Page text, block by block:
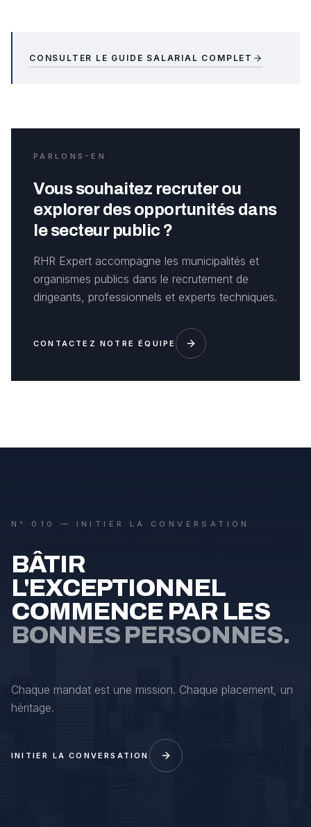
CONSULTER LE GUIDE SALARIAL COMPLET
PARLONS-EN
Vous souhaitez recruter ou
explorer des opportunités dans
le secteur public ?
RHR Expert accompagne les municipalités et
organismes publics dans le recrutement de
dirigeants, professionnels et experts techniques.
CONTACTEZ NOTRE ÉQUIPE
N° 010 — INITIER LA CONVERSATION
BÂTIR
L'EXCEPTIONNEL
COMMENCE PAR LES
BONNES PERSONNES.
Chaque mandat est une mission. Chaque placement, un
héritage.
INITIER LA CONVERSATION